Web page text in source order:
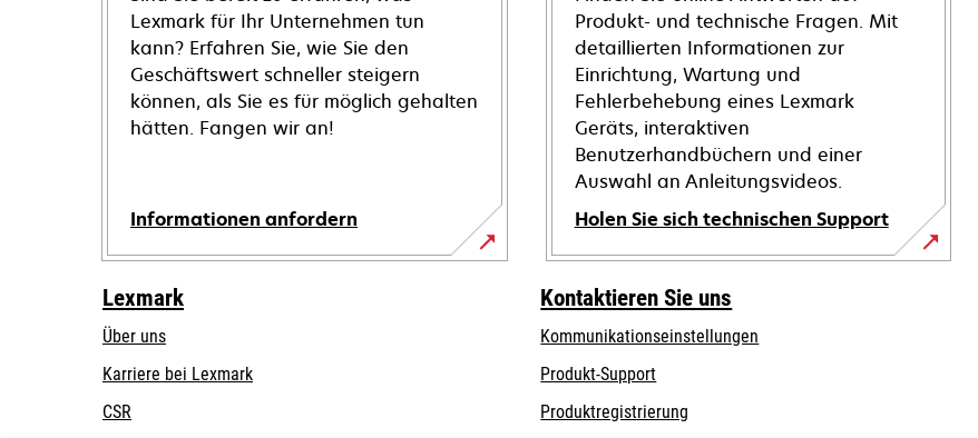
Lexmark für Ihr Unternehmen tun
kann? Erfahren Sie, wie Sie den
Geschäftswert schneller steigern
können, als Sie es für möglich gehalten
hätten. Fangen wir an!
Informationen anfordern
Produkt- und technische Fragen. Mit
detaillierten Informationen zur
Einrichtung, Wartung und
Fehlerbehebung eines Lexmark
Geräts, interaktiven
Benutzerhandbüchern und einer
Auswahl an Anleitungsvideos.
Holen Sie sich technischen Support
wird
in
neuen
Registerkarte
geöffnet
Lexmark
Über uns
Karriere bei Lexmark
CSR
Kontaktieren Sie uns
Kommunikationseinstellungen
wird
in
einer
Produkt-Supportwird
einer
Produktregistrierung